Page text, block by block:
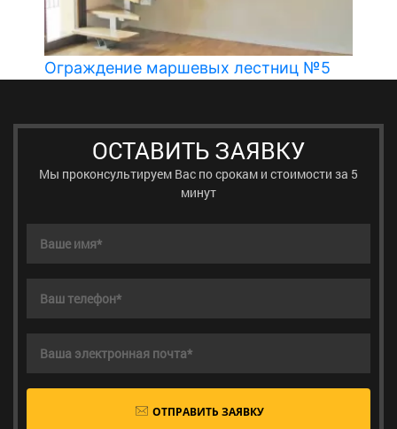
Ограждение маршевых лестниц №5
ОСТАВИТЬ ЗАЯВКУ
Мы проконсультируем Вас по срокам и стоимости за 5
минут
ОТПРАВИТЬ ЗАЯВКУ